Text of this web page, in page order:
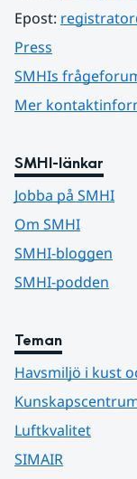
Epost:
Press
SMHIs
Mer
SMHI-länkar
Jobba på SMHI
Om SMHI
SMHI-bloggen
SMHI-podden
Teman
Havsmiljö i kust
Luftkvalitet
SIMAIR